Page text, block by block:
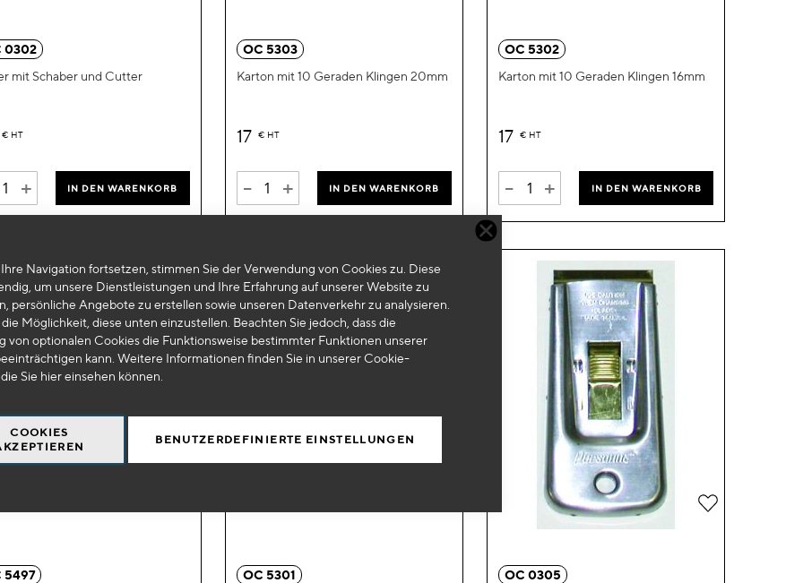
Navigation fortsetzen, stimmen Sie der Verwendung von Cookies zu. Diese
um unsere Dienstleistungen und Ihre Erfahrung auf unserer Website zu
persönliche Angebote zu erstellen sowie unseren Datenverkehr zu analysieren.
Möglichkeit, diese unten einzustellen. Beachten Sie jedoch, dass die
von optionalen Cookies die Funktionsweise bestimmter Funktionen unserer
kann. Weitere Informationen finden Sie in unserer Cookie-
Sie hiereinsehen können.
COOKIES
BENUTZERDEFINIERTE EINSTELLUNGEN
0302
mit Schaber und Cutter
€ HT
+ IN DEN WARENKORB
hinzufügen
OC 5303
Karton mit 10 Geraden Klingen 20mm
17 € HT
- + IN DEN WARENKORB
hinzufügen
OC 5302
Karton mit 10 Geraden Klingen 16mm
17 € HT
- + IN DEN WARENKORB
5497
hinzufügen
OC 5301
hinzufügen
OC 0305
Zur